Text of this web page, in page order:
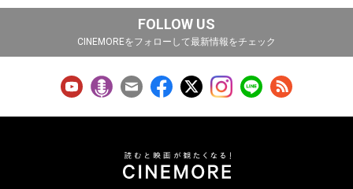
FOLLOW US
CINEMOREをフォローして最新情報をチェック